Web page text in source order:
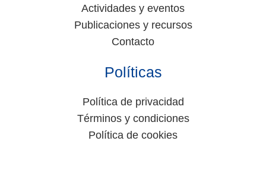
Actividades y eventos
Publicaciones y recursos
Contacto
Políticas
Política de privacidad
Términos y condiciones
Política de cookies